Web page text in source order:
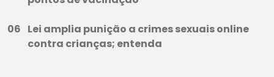
Lei amplia punição a crimes sexuais online
contra crianças; entenda